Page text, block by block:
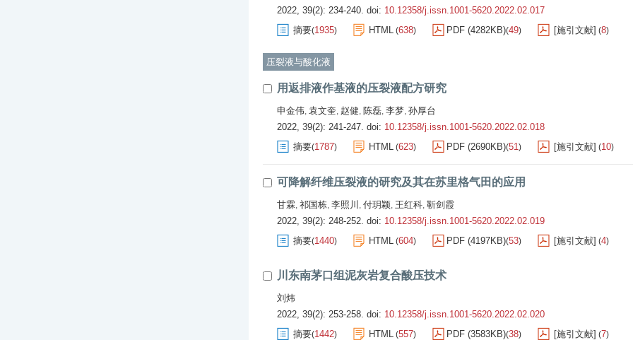
2022, 39(2): 234-240. doi: 10.12358/j.issn.1001-5620.2022.02.017
摘要(1935) HTML (638) PDF (4282KB)(49) [施引文献] (8)
压裂液与酸化液
用返排液作基液的压裂液配方研究
申金伟, 袁文奎, 赵健, 陈磊, 李梦, 孙厚台
2022, 39(2): 241-247. doi: 10.12358/j.issn.1001-5620.2022.02.018
摘要(1787) HTML (623) PDF (2690KB)(51) [施引文献] (10)
可降解纤维压裂液的研究及其在苏里格气田的应用
甘霖, 祁国栋, 李照川 , 付玥颖, 王红科, 靳剑霞
2022, 39(2): 248-252. doi: 10.12358/j.issn.1001-5620.2022.02.019
摘要(1440) HTML (604) PDF (4197KB)(53) [施引文献] (4)
川东南茅口组泥灰岩复合酸压技术
刘炜
2022, 39(2): 253-258. doi: 10.12358/j.issn.1001-5620.2022.02.020
摘要(1442) HTML (557) PDF (3583KB)(38) [施引文献] (7)